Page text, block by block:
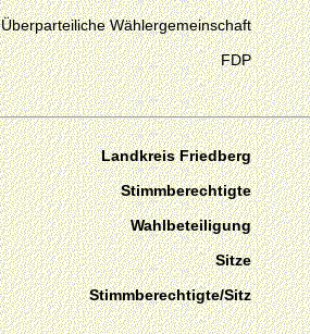
Überparteiliche Wählergemeinschaft
FDP
Landkreis Friedberg
Stimmberechtigte
Wahlbeteiligung
Sitze
Stimmberechtigte/Sitz